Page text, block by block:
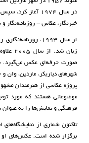
در سال 1974
خبرنگار، عکاس – روزنامه‌نگار و
از سال 1993،
زبان
صورت حرفه‌ای عکس می‌گیرد.
شهرهای دیاربکر، ماردین،
پروژه عکاسی از هنرمندان
موضوعاتی هستند که مورد
فرهنگی و نمایش‌ها را به
تاکنون شماری از نمایشگاه‌های
برگزار شده است. عکس‌های او